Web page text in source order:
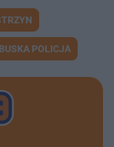
POLICJA